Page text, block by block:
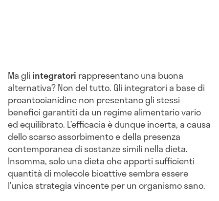
Ma gli integratori rappresentano una buona
alternativa? Non del tutto. Gli integratori a base di
proantocianidine non presentano gli stessi
benefici garantiti da un regime alimentario vario
ed equilibrato. L’efficacia è dunque incerta, a causa
dello scarso assorbimento e della presenza
contemporanea di sostanze simili nella dieta.
Insomma, solo una dieta che apporti sufficienti
quantità di molecole bioattive sembra essere
l’unica strategia vincente per un organismo sano.